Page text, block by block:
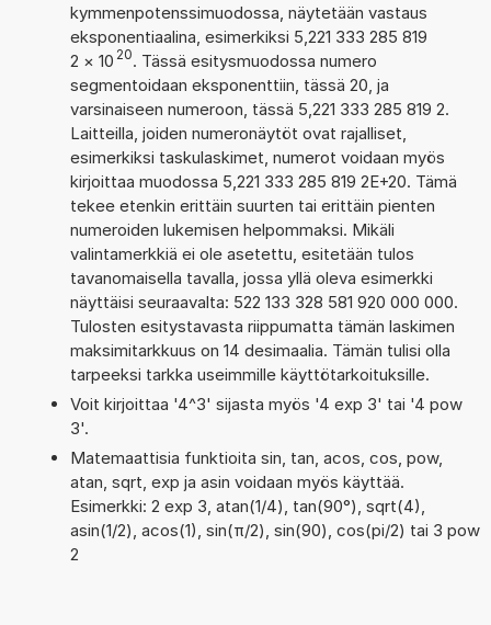
kymmenpotenssimuodossa, näytetään vastaus
eksponentiaalina, esimerkiksi 5,221 333 285 819
2 × 10 20. Tässä esitysmuodossa numero
segmentoidaan eksponenttiin, tässä 20, ja
varsinaiseen numeroon, tässä 5,221 333 285 819 2.
Laitteilla, joiden numeronäytöt ovat rajalliset,
esimerkiksi taskulaskimet, numerot voidaan myös
kirjoittaa muodossa 5,221 333 285 819 2E+20. Tämä
tekee etenkin erittäin suurten tai erittäin pienten
numeroiden lukemisen helpommaksi. Mikäli
valintamerkkiä ei ole asetettu, esitetään tulos
tavanomaisella tavalla, jossa yllä oleva esimerkki
näyttäisi seuraavalta: 522 133 328 581 920 000 000.
Tulosten esitystavasta riippumatta tämän laskimen
maksimitarkkuus on 14 desimaalia. Tämän tulisi olla
tarpeeksi tarkka useimmille käyttötarkoituksille.
Voit kirjoittaa '4^3' sijasta myös '4 exp 3' tai '4 pow
3'.
Matemaattisia funktioita sin, tan, acos, cos, pow,
atan, sqrt, exp ja asin voidaan myös käyttää.
Esimerkki: 2 exp 3, atan(1/4), tan(90°), sqrt(4),
asin(1/2), acos(1), sin(π/2), sin(90), cos(pi/2) tai 3 pow
2